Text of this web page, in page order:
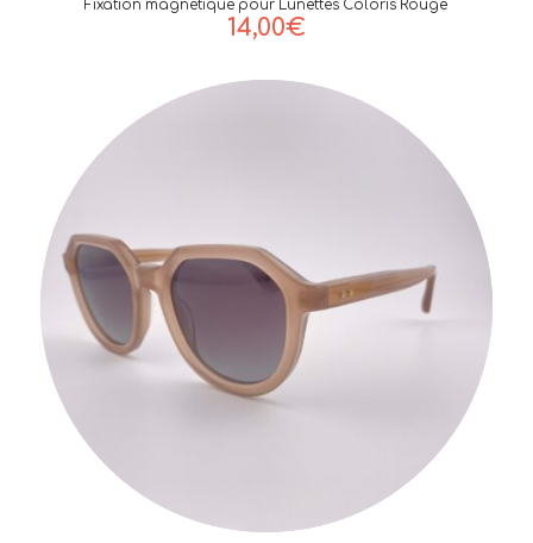
Fixation magnétique pour Lunettes Coloris Rouge
14,00€